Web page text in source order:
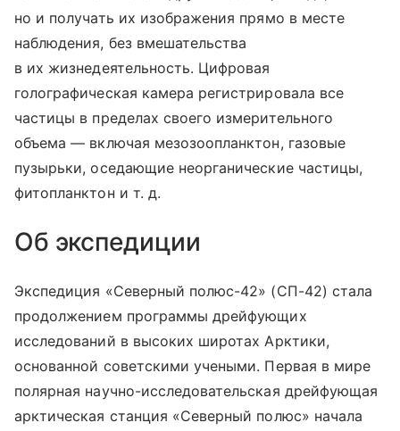
но и получать их изображения прямо в месте
наблюдения, без вмешательства
в их жизнедеятельность. Цифровая
голографическая камера регистрировала все
частицы в пределах своего измерительного
объема — включая мезозоопланктон, газовые
пузырьки, оседающие неорганические частицы,
фитопланктон и т. д.
Об экспедиции
Экспедиция «Северный полюс-42» (СП-42) стала
продолжением программы дрейфующих
исследований в высоких широтах Арктики,
основанной советскими учеными. Первая в мире
полярная научно-исследовательская дрейфующая
арктическая станция «Северный полюс» начала